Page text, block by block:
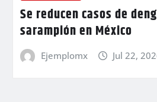
Se reducen casos de
sarampión en México
Ejemplomx Jul 22,